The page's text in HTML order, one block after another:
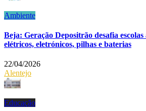
Ambiente
Beja: Geração Depositrão desafia
elétricos, eletrónicos, pilhas e baterias
22/04/2026
Alentejo
Educação